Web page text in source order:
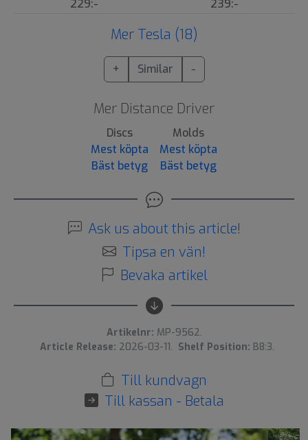
229:- 239:-
Mer Tesla (18)
+ Similar -
Mer Distance Driver
Discs
Mest köpta
Bäst betyg
Molds
Mest köpta
Bäst betyg
Ask us about this article!
Tipsa en vän!
Bevaka artikel
Artikelnr: MP-9562.
Article Release: 2026-03-11. Shelf Position: B8:3.
Till kundvagn
Till kassan - Betala